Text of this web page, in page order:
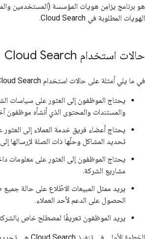
هو برنامج يزامِن هويات المؤسسة (المستخدمين
الهويات المطلوبة في Cloud Search.
حالات استخدام Cloud Search
في ما يلي أمثلة على حالات استخدام Cloud Search:
يحتاج الموظفون إلى العثور على سياسات
والمستندات والمحتوى الذي أنشأه موظفون
يحتاج أعضاء فريق خدمة العملاء إلى
تحديد المشاكل وحلّها ذات الصلة لإرسالها إلى
يحتاج الموظفون إلى العثور على معلومات
مشاريع الشركة.
يريد ممثل المبيعات الاطّلاع على حالة جميع
الحصول على الدعم لأحد العملاء.
يريد الموظفون تعريفًا لمصطلح خاص